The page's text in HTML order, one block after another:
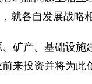
就各自发展战略
矿产、基础设施
来投资并将为此